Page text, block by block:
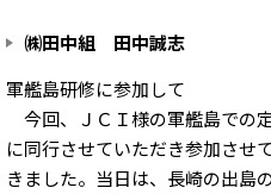
㈱田中組 田中誠志
軍艦島研修に参加して
今回、ＪＣＩ様の軍艦島での
に同行させていただき参加させ
きました。当日は、長崎の出島